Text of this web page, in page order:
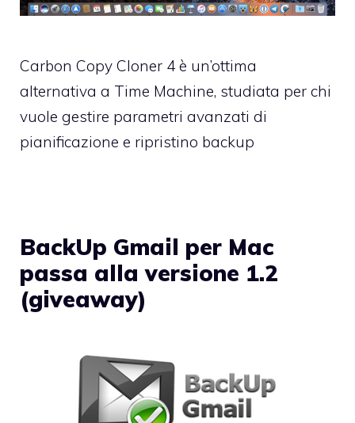
Carbon Copy Cloner 4 è un’ottima
alternativa a Time Machine, studiata per chi
vuole gestire parametri avanzati di
pianificazione e ripristino backup
BackUp Gmail per Mac
passa alla versione 1.2
(giveaway)